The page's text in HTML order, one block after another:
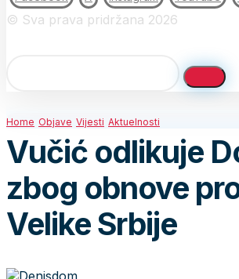
© Sva prava pridržana 2026
Home Objave Vijesti Aktuelnosti
Vučić odlikuje
zbog obnove
Velike Srbije